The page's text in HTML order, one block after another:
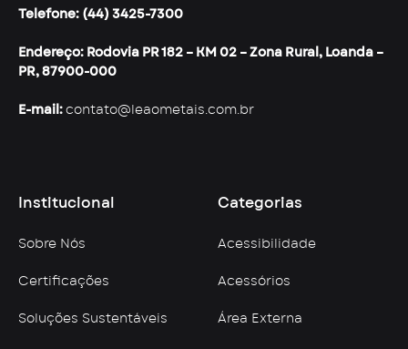
Telefone: (44) 3425-7300
Endereço: Rodovia PR 182 – KM 02 – Zona Rural, Loanda –
PR, 87900-000
E-mail: contato@leaometais.com.br
Institucional
Sobre Nós
Certificações
Soluções Sustentáveis
Categorias
Acessibilidade
Acessórios
Área Externa